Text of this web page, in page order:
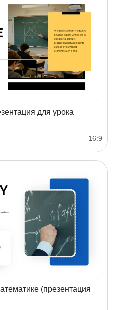
для урока
16:9
(презентация